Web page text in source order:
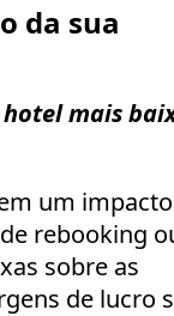
da sua
mais
um impacto
rebooking
sobre as
de lucro